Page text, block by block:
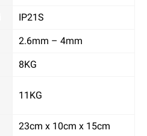
IP21S
2.6mm – 4mm
8KG
11KG
23cm x 10cm x 15cm